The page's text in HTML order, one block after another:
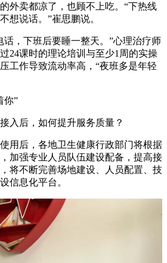
外卖都凉了，也顾不上吃。“下热线
想说话。”崔思鹏说。
话，下班后要睡一整天。”心理治疗师
24课时的理论培训与至少1周的实操
工作导致流动率高，“夜班多是年轻
你”
入后，如何提升服务质量？
用后，各地卫生健康行政部门将根据
加强专业人员队伍建设配备，提高接
将不断完善场地建设、人员配置、技
信息化平台。